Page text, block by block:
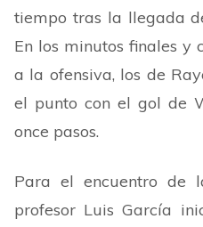
tiempo tras la llegada
En los minutos finales y
a la ofensiva, los de
el punto con el gol de
once pasos.
Para el encuentro de
profesor Luis García